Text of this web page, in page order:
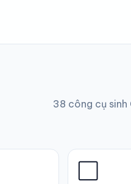
38 công cụ